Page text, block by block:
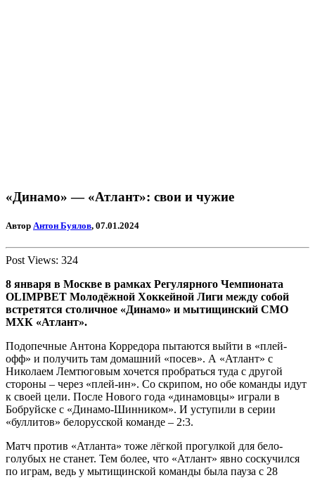
«Динамо» — «Атлант»: свои и чужие
Автор Антон Буялов, 07.01.2024
Post Views: 324
8 января в Москве в рамках Регулярного Чемпионата
OLIMPBET Молодёжной Хоккейной Лиги между собой
встретятся столичное «Динамо» и мытищинский СМО
МХК «Атлант».
Подопечные Антона Корредора пытаются выйти в «плей-
офф» и получить там домашний «посев». А «Атлант» с
Николаем Лемтюговым хочется пробраться туда с другой
стороны – через «плей-ин». Со скрипом, но обе команды идут
к своей цели. После Нового года «динамовцы» играли в
Бобруйске с «Динамо-Шинником». И уступили в серии
«буллитов» белорусской команде – 2:3.
Матч против «Атланта» тоже лёгкой прогулкой для бело-
голубых не станет. Тем более, что «Атлант» явно соскучился
по играм, ведь у мытищинской команды была пауза с 28